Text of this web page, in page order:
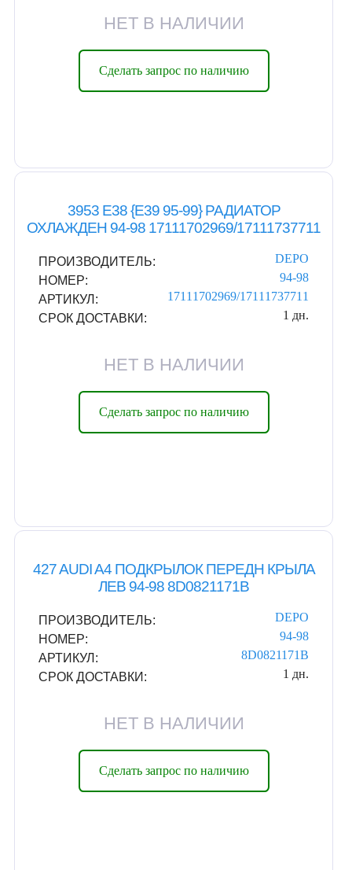
НЕТ В НАЛИЧИИ
Сделать запрос по наличию
3953 E38 {E39 95-99} РАДИАТОР
ОХЛАЖДЕН 94-98 17111702969/17111737711
ПРОИЗВОДИТЕЛЬ:
DEPO
НОМЕР:
94-98
АРТИКУЛ:
17111702969/17111737711
СРОК ДОСТАВКИ:
1 дн.
НЕТ В НАЛИЧИИ
Сделать запрос по наличию
427 AUDI A4 ПОДКРЫЛОК ПЕРЕДН КРЫЛА
ЛЕВ 94-98 8D0821171B
ПРОИЗВОДИТЕЛЬ:
DEPO
НОМЕР:
94-98
АРТИКУЛ:
8D0821171B
СРОК ДОСТАВКИ:
1 дн.
НЕТ В НАЛИЧИИ
Сделать запрос по наличию